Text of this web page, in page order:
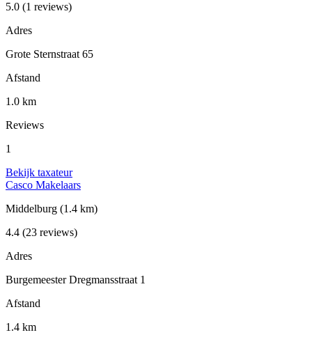
5.0 (1 reviews)
Adres
Grote Sternstraat 65
Afstand
1.0 km
Reviews
1
Bekijk taxateur
Casco Makelaars
Middelburg (1.4 km)
4.4 (23 reviews)
Adres
Burgemeester Dregmansstraat 1
Afstand
1.4 km